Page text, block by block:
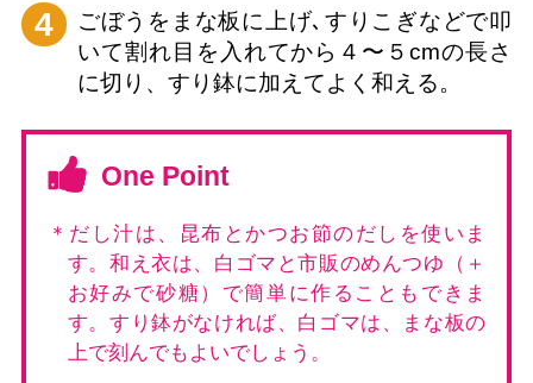
4
ごぼうをまな板に上げ､すりこぎなどで叩
いて割れ目を入れてから４〜５cmの長さ
に切り、すり鉢に加えてよく和える。
One Point
＊だし汁は、昆布とかつお節のだしを使いま
す。和え衣は、白ゴマと市販のめんつゆ（＋
お好みで砂糖）で簡単に作ることもできま
す。すり鉢がなければ、白ゴマは、まな板の
上で刻んでもよいでしょう。